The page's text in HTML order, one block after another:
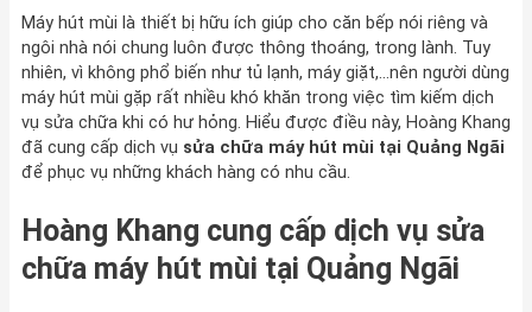
Máy hút mùi là thiết bị hữu ích giúp cho căn bếp nói riêng và
ngôi nhà nói chung luôn được thông thoáng, trong lành. Tuy
nhiên, vì không phổ biến như tủ lạnh, máy giặt,…nên người dùng
máy hút mùi gặp rất nhiều khó khăn trong việc tìm kiếm dịch
vụ sửa chữa khi có hư hỏng. Hiểu được điều này, Hoàng Khang
đã cung cấp dịch vụ sửa chữa máy hút mùi tại Quảng Ngãi
để phục vụ những khách hàng có nhu cầu.
Hoàng Khang cung cấp dịch vụ sửa
chữa máy hút mùi tại Quảng Ngãi